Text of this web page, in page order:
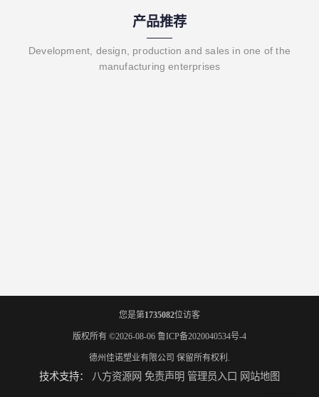
产品推荐
Development, design, production and sales in one of the
manufacturing enterprises
您是第1735082位访客
版权所有 ©2026-08-06 鲁ICP备2020040534号-4
德州佳诺塑业有限公司 保留所有权利.
技术支持： 八方资源网 免责声明 管理员入口 网站地图